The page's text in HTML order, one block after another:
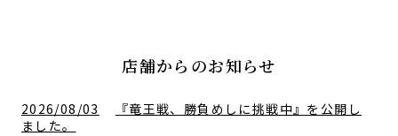
店舗からのお知らせ
2026/08/03
『竜王戦、勝負めしに挑戦中』を公開し
ました。